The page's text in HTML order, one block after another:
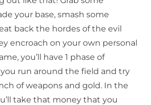
your base, smash some
back the hordes of the evil
encroach on your own personal
you’ll have 1 phase of
run around the field and try
of weapons and gold. In the
take that money that you